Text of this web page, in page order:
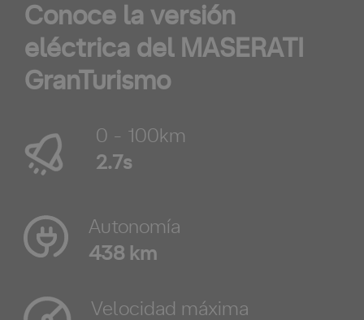
Conoce la versión
eléctrica del MASERATI
GranTurismo
0 - 100km
2.7s
Autonomía
438 km
Velocidad máxima